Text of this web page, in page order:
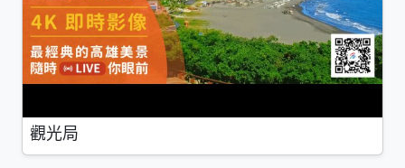
觀光局